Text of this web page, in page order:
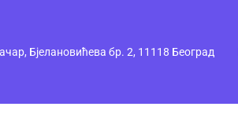
Бјелановићева бр. 2, 11118 Београд